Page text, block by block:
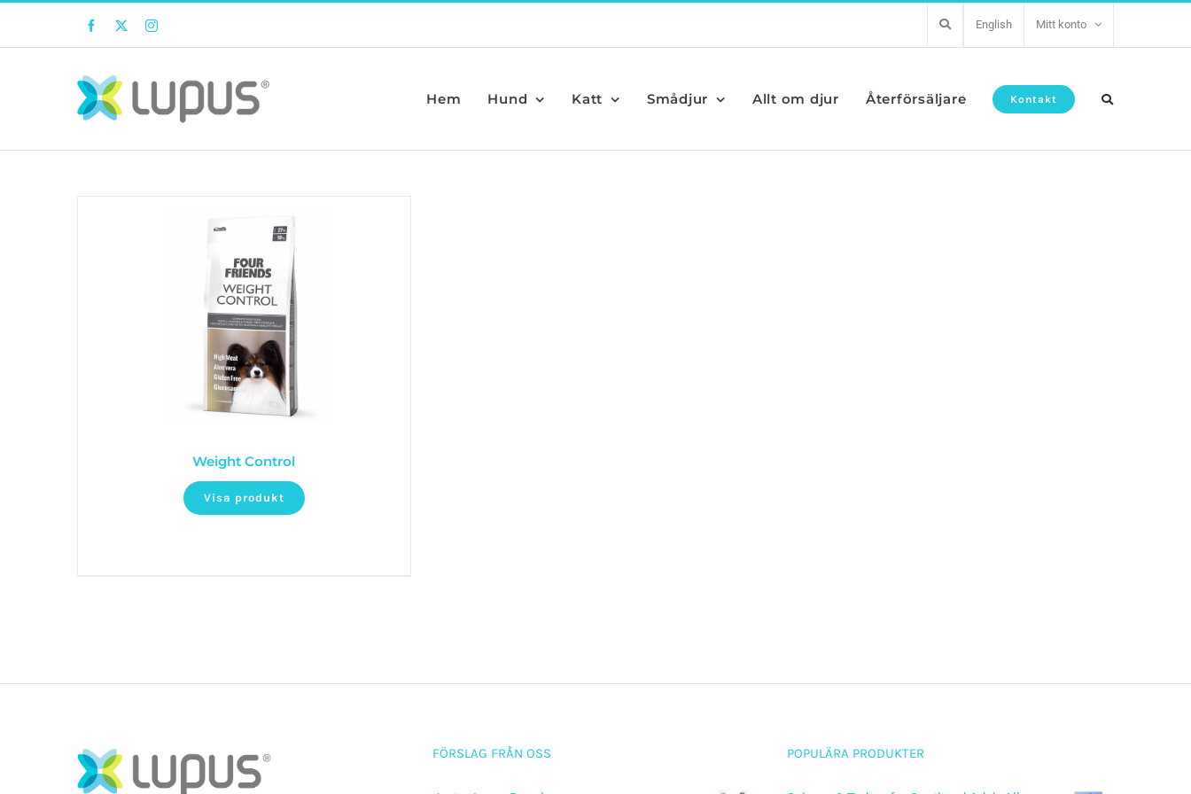
FacebookTwitterInstagram English Mitt konto
Hem Hund Katt Smådjur Allt om djur Återförsäljare Kontakt
Weight Control
Visa produkt
FÖRSLAG FRÅN OSS POPULÄRA PRODUKTER